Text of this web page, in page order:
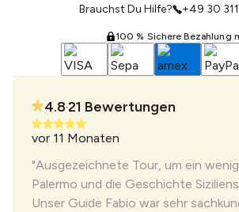
Brauchst Du Hilfe? +49 30
100 % Sichere Bezahlung
4.8•21 Bewertungen
vor 11 Monaten
"Ausgezeichnete Tour, um ein
Palermo und die Geschichte
Unser Guide Fabio war sehr